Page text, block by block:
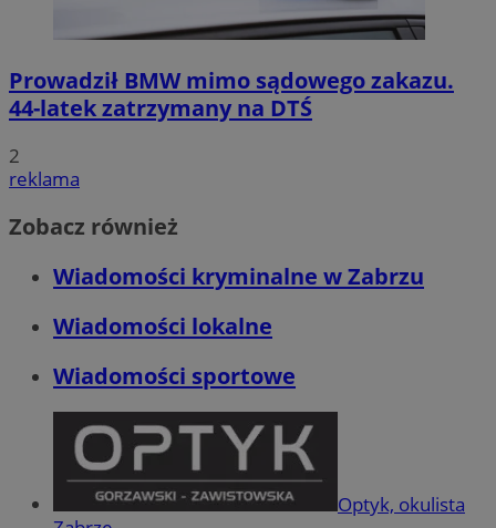
Prowadził BMW mimo sądowego zakazu.
44-latek zatrzymany na DTŚ
2
reklama
Zobacz również
Wiadomości kryminalne w Zabrzu
Wiadomości lokalne
Wiadomości sportowe
Optyk, okulista